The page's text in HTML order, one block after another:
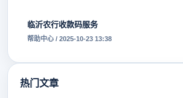
临沂农行收款码服务
帮助中心 / 2025-10-23 13:38
热门文章